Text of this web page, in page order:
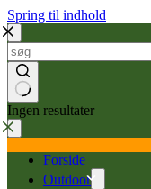
Spring til indhold
Ingen resultater
Forside
Outdoor